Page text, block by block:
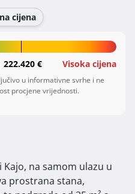
cijena
222.420 € Visoka cijena
u informativne svrhe i ne
procjene vrijednosti.
prostrana stana,